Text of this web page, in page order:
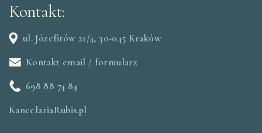
Kontakt:
ul. Józefitów 21/4, 30-045 Kraków
Kontakt email / formularz
698 88 74 84
KancelariaRubis.pl